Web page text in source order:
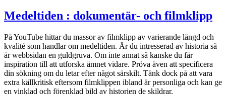
Medeltiden : dokumentär- och filmklipp
På YouTube hittar du massor av filmklipp av varierande längd och
kvalité som handlar om medeltiden. Är du intresserad av historia så
är webbsidan en guldgruva. Om inte annat så kanske du får
inspiration till att utforska ämnet vidare. Pröva även att specificera
din sökning om du letar efter något särskilt. Tänk dock på att vara
extra källkritisk eftersom filmklippen ibland är personliga och kan ge
en vinklad och förenklad bild av historien de skildrar.